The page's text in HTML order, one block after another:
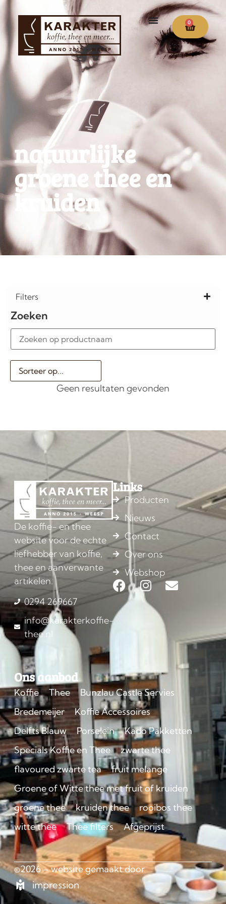
0
natuurlijke
groene thee en
kruiden
Filters
Zoeken
Geen resultaten gevonden
De koffie- en thee
website voor de echte
liefhebber van koffie,
thee en aanverwante
artikelen.
0294 269667
info@karakterkoffie-
thee.nl
Links
Producten
Nieuws
Contact
Over ons
Webshop
Ons aanbod
Koffie Thee
Bunzlau Castle Servies
Bredemeijer
Koffie Accessoires
Delfts Blauw
Porselein
Kado Pakketten
Specials Koffie en Thee
zwarte thee
flavoured zwarte tea
fruit melange
Groene of Witte thee met fruit of kruiden
groene thee
kruiden thee
rooibos thee
witte thee
Thee filters Afgeprijst
©2026 – website gemaakt door
impression